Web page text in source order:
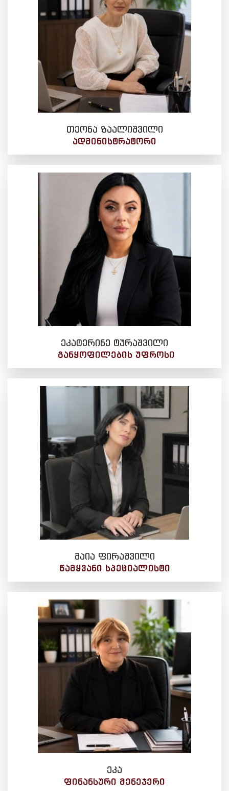
თეონა ზაალიშვილი
ᲐᲓᲛᲘᲜᲘᲡᲢᲠᲐᲢᲝᲠᲘ
ეკატერინე ტურაშვილი
ᲒᲐᲜᲧᲝᲤᲘᲚᲔᲑᲘᲡ ᲣᲤᲠᲝᲡᲘ
მაია ფირაშვილი
ᲬᲐᲛᲧᲕᲐᲜᲘ ᲡᲞᲔᲪᲘᲐᲚᲘᲡᲢᲘ
ეკა
ᲤᲘᲜᲐᲜᲡᲣᲠᲘ ᲛᲔᲜᲔᲯᲔᲠᲘ